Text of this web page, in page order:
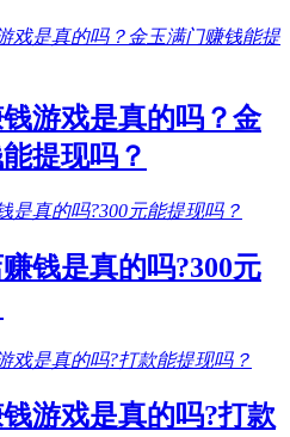
游戏是真的吗？金
提现吗？
钱是真的吗?300元
游戏是真的吗?打款